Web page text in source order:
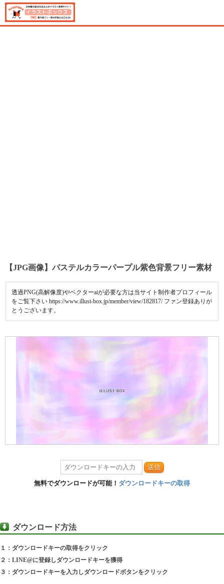
【JPG画像】パステルカラーパープル紫色背景フリー素材
透過PNG(高解像度)やベクターaiが必要な方は当サイト制作者プロフィール
をご覧下さい https://www.illust-box.jp/member/view/182817/ ファン登録ありが
とうございます。
送信
無料でダウンロードが可能！ ダウンロードキーの取得
ダウンロード方法
１：ダウンロードキーの取得をクリック
２：LINE@に登録しダウンロードキーを獲得
３：ダウンロードキーを入力しダウンロードボタンをクリック